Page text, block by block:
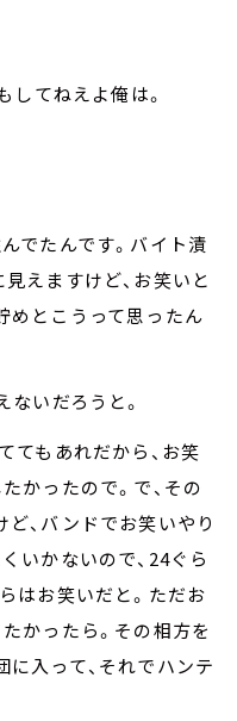
してねえよ俺は。
でたんです。バイト漬
えますけど、お笑いと
めとこうって思ったん
ないだろうと。
てもあれだから、お笑
かったので。で、その
、バンドでお笑いやり
いかないので、24ぐら
はお笑いだと。ただお
かったら。その相方を
入って、それでハンテ